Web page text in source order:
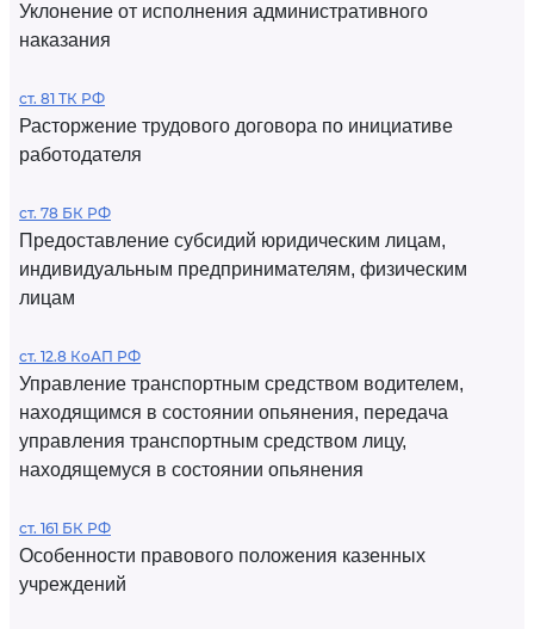
Уклонение от исполнения административного
наказания
ст. 81 ТК РФ
Расторжение трудового договора по инициативе
работодателя
ст. 78 БК РФ
Предоставление субсидий юридическим лицам,
индивидуальным предпринимателям, физическим
лицам
ст. 12.8 КоАП РФ
Управление транспортным средством водителем,
находящимся в состоянии опьянения, передача
управления транспортным средством лицу,
находящемуся в состоянии опьянения
ст. 161 БК РФ
Особенности правового положения казенных
учреждений